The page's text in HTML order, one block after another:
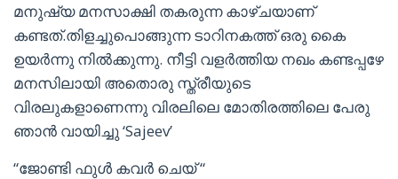
മനുഷ്യ മനസാക്ഷി തകരുന്ന കാഴ്ചയാണ്
കണ്ടത്.തിളച്ചുപൊങ്ങുന്ന ടാറിനകത്ത് ഒരു കൈ
ഉയർന്നു നിൽക്കുന്നു. നീട്ടി വളർത്തിയ നഖം കണ്ടപ്പഴേ
മനസിലായി അതൊരു സ്ത്രീയുടെ
വിരലുകളാണെന്നു വിരലിലെ മോതിരത്തിലെ പേരു
ഞാൻ വായിച്ചു ‘Sajeev’
“ജോണ്ടി ഫുൾ കവർ ചെയ് “